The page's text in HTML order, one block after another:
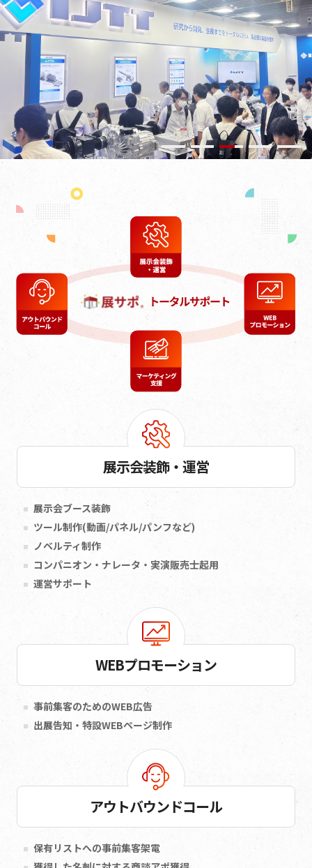
展示会装飾・運営
展示会ブース装飾
ツール制作(動画/パネル/パンフなど)
ノベルティ制作
コンパニオン・ナレータ・実演販売士起用
運営サポート
WEBプロモーション
事前集客のためのWEB広告
出展告知・特設WEBページ制作
アウトバウンドコール
保有リストへの事前集客架電